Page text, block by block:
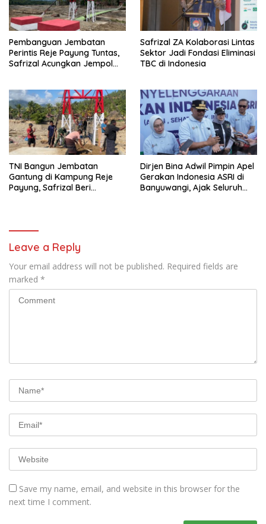
Pembanguan Jembatan
Perintis Reje Payung Tuntas,
Safrizal Acungkan Jempol
Safrizal ZA Kolaborasi Lintas
Sektor Jadi Fondasi Eliminasi
TBC di Indonesia
TNI Bangun Jembatan
Gantung di Kampung Reje
Payung, Safrizal Beri
Dirjen Bina Adwil Pimpin Apel
Gerakan Indonesia ASRI di
Banyuwangi, Ajak Seluruh
Leave a Reply
Your email address will not be published. Required fields are
marked *
Save my name, email, and website in this browser for the
next time I comment.